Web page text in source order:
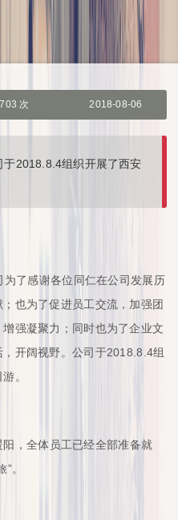
次 2018-08-06
于2018.8.4组织开展了西安
了感谢各位同仁在公司发展历
也为了促进员工交流，加强团
强凝聚力；同时也为了企业文
开阔视野。公司于2018.8.4组
。
，全体员工已经全部准备就
。